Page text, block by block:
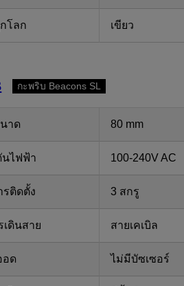
โลก เขียว
กะพริบ Beacons SL
าด 80 mm
นไฟฟ้า 100-240V AC
รติดตั้ง 3 สกรู
เดินสาย สายเคเบิล
อด ไม่มีบัซเซอร์